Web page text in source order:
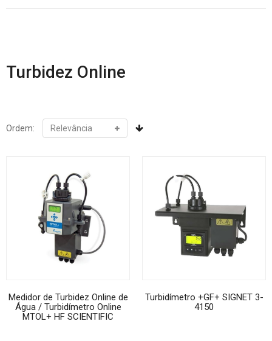
Turbidez Online
Ordem:
Medidor de Turbidez Online de
Água / Turbidímetro Online
MTOL+ HF SCIENTIFIC
Turbidímetro +GF+ SIGNET 3-
4150